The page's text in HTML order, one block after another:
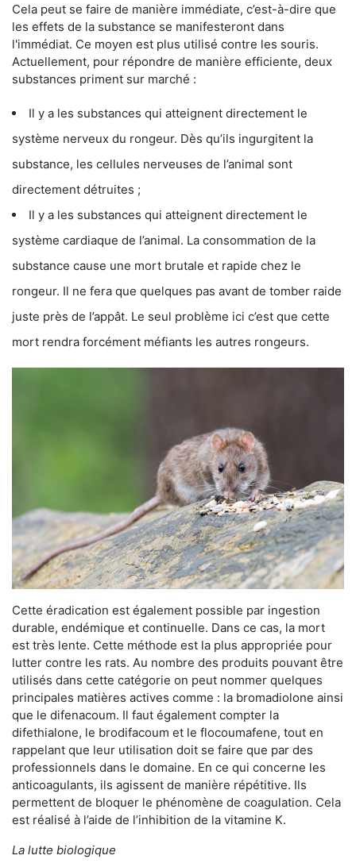
Cela peut se faire de manière immédiate, c’est-à-dire que
les effets de la substance se manifesteront dans
l'immédiat. Ce moyen est plus utilisé contre les souris.
Actuellement, pour répondre de manière efficiente, deux
substances priment sur marché :
Il y a les substances qui atteignent directement le
système nerveux du rongeur. Dès qu’ils ingurgitent la
substance, les cellules nerveuses de l’animal sont
directement détruites ;
Il y a les substances qui atteignent directement le
système cardiaque de l’animal. La consommation de la
substance cause une mort brutale et rapide chez le
rongeur. Il ne fera que quelques pas avant de tomber raide
juste près de l’appât. Le seul problème ici c’est que cette
mort rendra forcément méfiants les autres rongeurs.
Cette éradication est également possible par ingestion
durable, endémique et continuelle. Dans ce cas, la mort
est très lente. Cette méthode est la plus appropriée pour
lutter contre les rats. Au nombre des produits pouvant être
utilisés dans cette catégorie on peut nommer quelques
principales matières actives comme : la bromadiolone ainsi
que le difenacoum. Il faut également compter la
difethialone, le brodifacoum et le flocoumafene, tout en
rappelant que leur utilisation doit se faire que par des
professionnels dans le domaine. En ce qui concerne les
anticoagulants, ils agissent de manière répétitive. Ils
permettent de bloquer le phénomène de coagulation. Cela
est réalisé à l’aide de l’inhibition de la vitamine K.
La lutte biologique